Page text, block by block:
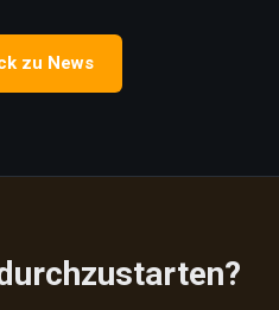
zu News